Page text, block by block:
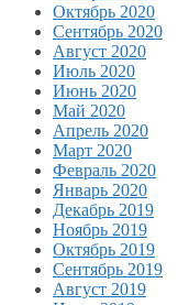
Октябрь 2020
Сентябрь 2020
Август 2020
Июль 2020
Июнь 2020
Май 2020
Апрель 2020
Март 2020
Февраль 2020
Январь 2020
Декабрь 2019
Ноябрь 2019
Октябрь 2019
Сентябрь 2019
Август 2019